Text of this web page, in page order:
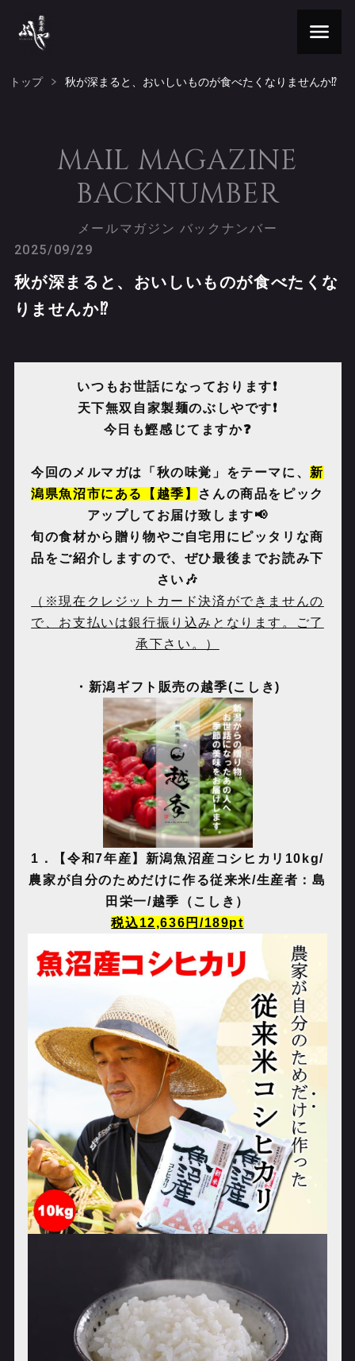
トップ 秋が深まると、おいしいものが食べたくなりませんか⁉️
MAIL MAGAZINE
BACKNUMBER
メールマガジン バックナンバー
2025/09/29
秋が深まると、おいしいものが食べたくな
りませんか⁉️
いつもお世話になっております❗️
天下無双自家製麺のぶしやです❗️
今日も鰹感じてますか❓
今回のメルマガは「秋の味覚」をテーマに、新
潟県魚沼市にある【越季】 さんの商品をピック
アップしてお届け致します📢
旬の食材から贈り物やご自宅用にピッタリな商
品をご紹介しますので、ぜひ最後までお読み下
さい🎶
（※現在クレジットカード決済ができませんの
で、お支払いは銀行振り込みとなります。ご了
承下さい。）
・新潟ギフト販売の越季(こしき)
1 ．【令和7年産】新潟魚沼産コシヒカリ 10kg/
農家が自分のためだけに作る従来米/生産者：島
田栄一/越季（こしき）
税込12,636 円 /189pt